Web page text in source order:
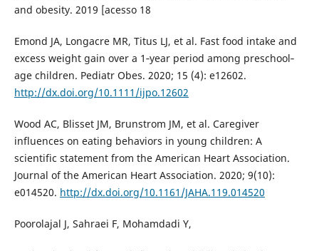
and obesity. 2019 [acesso 18
Emond JA, Longacre MR, Titus LJ, et al. Fast food intake and
excess weight gain over a 1‐year period among preschool‐
age children. Pediatr Obes. 2020; 15 (4): e12602.
http://dx.doi.org/10.1111/ijpo.12602
Wood AC, Blisset JM, Brunstrom JM, et al. Caregiver
influences on eating behaviors in young children: A
scientific statement from the American Heart Association.
Journal of the American Heart Association. 2020; 9(10):
e014520. http://dx.doi.org/10.1161/JAHA.119.014520
Poorolajal J, Sahraei F, Mohamdadi Y,